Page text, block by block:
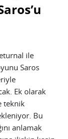
ile
Saros
Ek olarak
teknik
Bu
anlamak